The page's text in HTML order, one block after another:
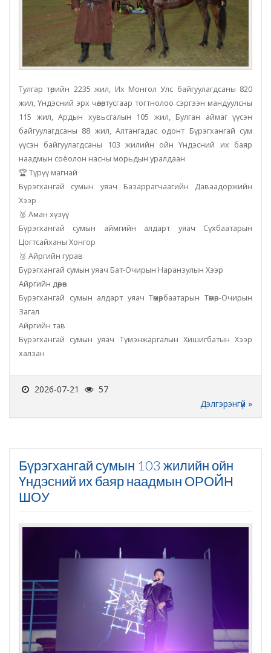
Тулгар төрийн 2235 жил, Их Монгол Улс байгуулагдсаны 820
жил, Үндэсний эрх чөлөө, тусгаар тогтнолоо сэргээн мандуулсны
115 жил, Ардын хувьсгалын 105 жил, Булган аймаг үүсэн
байгуулагдсаны 88 жил, Алтангадас одонт Бүрэгхангай сум
үүсэн байгуулагдсаны 103 жилийн ойн Үндэсний их баяр
наадмын соёолон насны морьдын уралдаан
🏆 Түрүү магнай
Бүрэгхангай сумын уяач Базаррагчаагийн Даваадоржийн
Хээр
🥈 Аман хүзүү
Бүрэгхангай сумын аймгийн алдарт уяач Сүхбаатарын
Цогтсайханы Хонгор
🥉 Айргийн гурав
Бүрэгхангай сумын уяач Бат-Очирын Наранзулын Хээр
Айргийн дөрөв
Бүрэгхангай сумын алдарт уяач Төмөрбаатарын Төмөр-Очирын
Загал
Айргийн тав
Бүрэгхангай сумын уяач Түмэнжаргалын Хишигбатын Хээр
халзан
2026-07-21
57
Дэлгэрэнгүй »
Бүрэгхангай сумын 103 жилийн ойн
Үндэсний их баяр наадмын ОРОЙН
ШОУ